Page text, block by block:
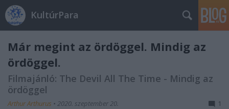
KultúrPara
Már megint az ördöggel. Mindig az
ördöggel.
Filmajánló: The Devil All The Time - Mindig az
ördöggel
Arthur Arthurus • 2020. szeptember 20. 1